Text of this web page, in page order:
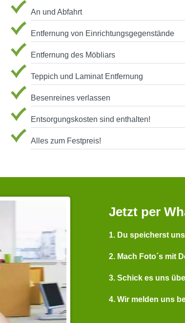
An und Abfahrt
Entfernung von Einrichtungsgegenstände
Entfernung des Möbliars
Teppich und Laminat Entfernung
Besenreines verlassen
Entsorgungskosten sind enthalten!
Alles zum Festpreis!
Jetzt per
1. Du speicherst
2. Mach Foto´s mit
3. Schick es uns
4. Wir melden uns